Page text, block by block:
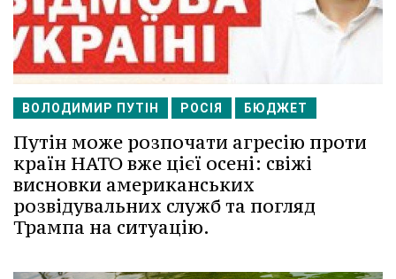
ВОЛОДИМИР ПУТІН РОСІЯ БЮДЖЕТ
Путін може розпочати агресію проти
країн НАТО вже цієї осені: свіжі
висновки американських
розвідувальних служб та погляд
Трампа на ситуацію.